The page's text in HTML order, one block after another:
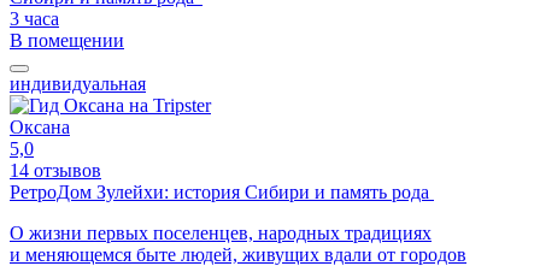
3 часа
В помещении
индивидуальная
Оксана
5,0
14 отзывов
РетроДом Зулейхи: история Сибири и память рода
О жизни первых поселенцев, народных традициях
и меняющемся быте людей, живущих вдали от городов